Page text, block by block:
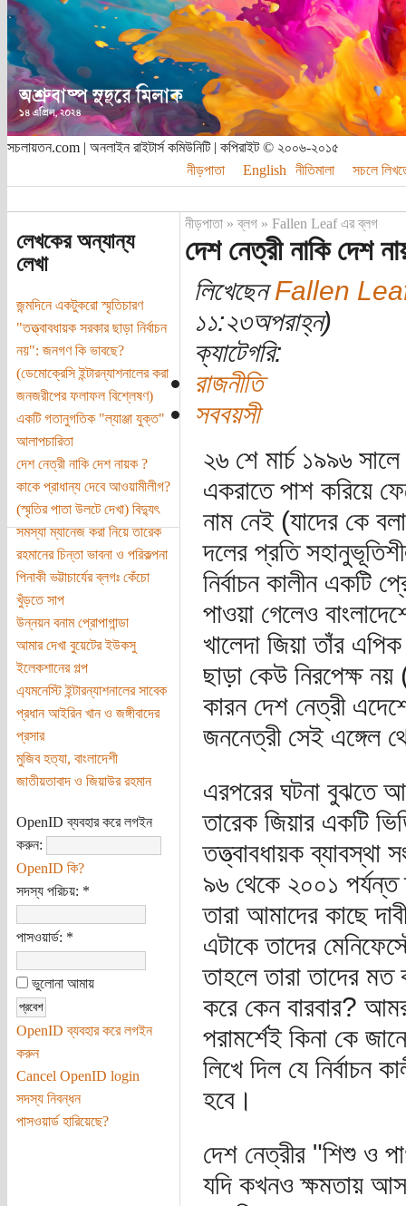
সচলায়তন.com | অনলাইন রাইটার্স কমিউনিটি | কপিরাইট © ২০০৬-২০১৫
নীড়পাতা
English নীতিমালা সচলে
লেখকের অন্যান্য
লেখা
জন্মদিনে একটুকরো স্মৃতিচারণ
"তত্ত্বাবধায়ক সরকার ছাড়া নির্বাচন
নয়": জনগণ কি ভাবছে?
(ডেমোক্রেসি ইন্টারন্যাশনালের করা
জনজরীপের ফলাফল বিশ্লেষণ)
একটি গতানুগতিক "ল্যাঞ্জা যুক্ত"
আলাপচারিতা
দেশ নেত্রী নাকি দেশ নায়ক ?
কাকে প্রাধান্য দেবে আওয়ামীলীগ?
(স্মৃতির পাতা উলটে দেখা) বিদ্যুৎ
সমস্যা ম্যানেজ করা নিয়ে তারেক
রহমানের চিন্তা ভাবনা ও পরিকল্পনা
পিনাকী ভট্টাচার্যের ব্লগঃ কেঁচো
খুঁড়তে সাপ
উন্নয়ন বনাম প্রোপাগান্ডা
আমার দেখা বুয়েটের ইউকসু
ইলেকশানের গল্প
এ্যমনেস্টি ইন্টারন্যাশনালের সাবেক
প্রধান আইরিন খান ও জঙ্গীবাদের
প্রসার
মুজিব হত্যা, বাংলাদেশী
জাতীয়তাবাদ ও জিয়াউর রহমান
OpenID ব্যবহার করে লগইন
করুন:
OpenID কি?
সদস্য পরিচয়: *
পাসওয়ার্ড: *
ভুলোনা আমায়
OpenID ব্যবহার করে লগইন
করুন
Cancel OpenID login
সদস্য নিবন্ধন
পাসওয়ার্ড হারিয়েছে?
নীড়পাতা»ব্লগ» Fallen Leaf এর ব্লগ
দেশ নেত্রী নাকি দেশ
লিখেছেনFallen
১১:২৩অপরাহ্ন)
ক্যাটেগরি:
রাজনীতি
সববয়সী
২৬ শে মার্চ ১৯৯৬
একরাতে পাশ করিয়ে
নাম নেই (যাদের কে
দলের প্রতি
নির্বাচন কালীন একটি
পাওয়া গেলেও
খালেদা জিয়া তাঁর
ছাড়া কেউ নিরপেক্ষ
কারন দেশ নেত্রী
জননেত্রী সেই এঙ্গেল
এরপরের ঘটনা বুঝতে
তারেক জিয়ার একটি
তত্ত্বাবধায়ক ব্যাবস্থা
৯৬ থেকে ২০০১ পর্যন্ত
তারা আমাদের কাছে
এটাকে তাদের
তাহলে তারা তাদের মত
করে কেন বারবার?
পরামর্শেই কিনা কে
লিখে দিল যে নির্বাচন
হবে।
দেশ নেত্রীর "শিশু ও
যদি কখনও ক্ষমতায়